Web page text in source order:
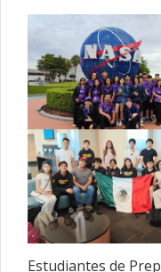
Estudiantes de